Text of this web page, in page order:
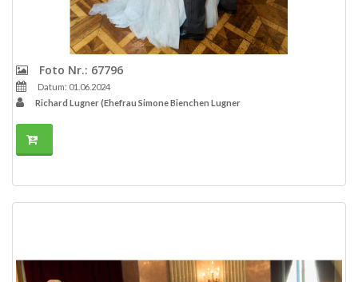
Foto Nr.: 67796
Datum: 01.06.2024
Richard Lugner (Ehefrau Simone Bienchen Lugner